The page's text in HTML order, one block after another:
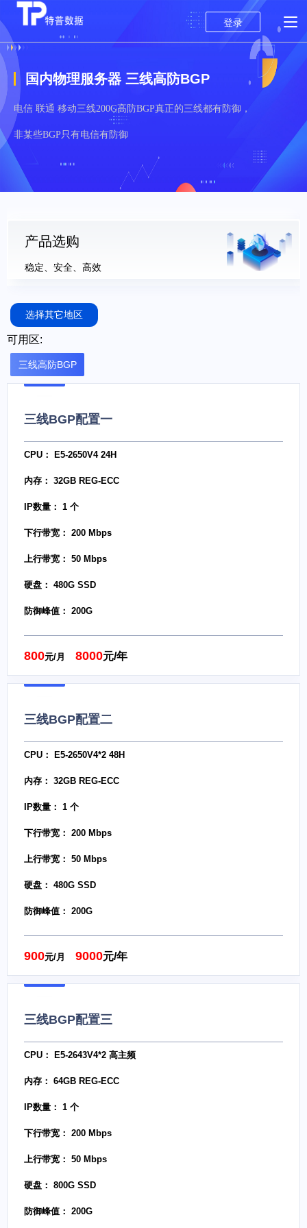
登录
国内物理服务器 三线高防BGP
电信 联通 移动三线200G高防BGP真正的三线都有防御，
非某些BGP只有电信有防御
产品选购
稳定、安全、高效
选择其它地区
可用区:
三线高防BGP
三线BGP配置一
CPU： E5-2650V4 24H
内存： 32GB REG-ECC
IP数量： 1 个
下行带宽： 200 Mbps
上行带宽： 50 Mbps
硬盘： 480G SSD
防御峰值： 200G
800元/月 8000元/年
三线BGP配置二
CPU： E5-2650V4*2 48H
内存： 32GB REG-ECC
IP数量： 1 个
下行带宽： 200 Mbps
上行带宽： 50 Mbps
硬盘： 480G SSD
防御峰值： 200G
900元/月 9000元/年
三线BGP配置三
CPU： E5-2643V4*2 高主频
内存： 64GB REG-ECC
IP数量： 1 个
下行带宽： 200 Mbps
上行带宽： 50 Mbps
硬盘： 800G SSD
防御峰值： 200G